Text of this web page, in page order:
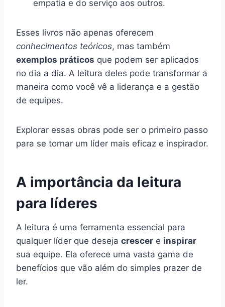
empatia e do serviço aos outros.
Esses livros não apenas oferecem
conhecimentos teóricos, mas também
exemplos práticos que podem ser aplicados
no dia a dia. A leitura deles pode transformar a
maneira como você vê a liderança e a gestão
de equipes.
Explorar essas obras pode ser o primeiro passo
para se tornar um líder mais eficaz e inspirador.
A importância da leitura
para líderes
A leitura é uma ferramenta essencial para
qualquer líder que deseja crescer e inspirar
sua equipe. Ela oferece uma vasta gama de
benefícios que vão além do simples prazer de
ler.